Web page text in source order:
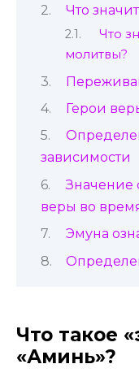
Что
Что
молитвы?
Герои
зависимости
Значение
веры во
Эмуна
Что такое
«Аминь»?